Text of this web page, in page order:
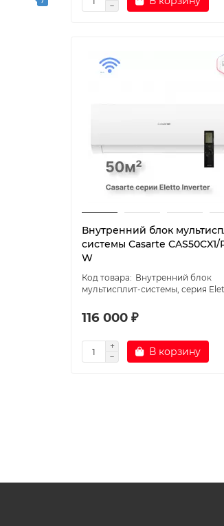
Внутренний блок
системы Casarte CAS50CX1/
W
Внутренний блок
мультисплит-системы, серия
116 000 ₽
В корзину